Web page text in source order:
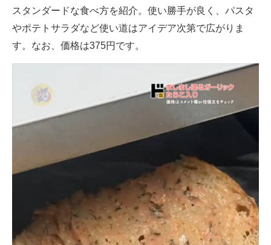
スタンダードな食べ方を紹介。使い勝手が良く、パスタ
やポテトサラダなど使い道はアイデア次第で広がりま
す。なお、価格は375円です。